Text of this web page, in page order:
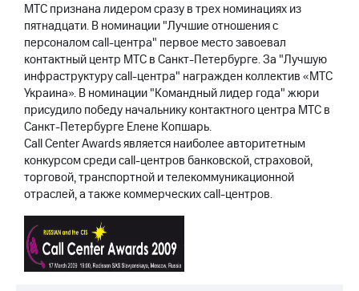
МТС признана лидером сразу в трех номинациях из
пятнадцати. В номинации "Лучшие отношения с
персоналом call-центра" первое место завоевал
контактный центр МТС в Санкт-Петербурге. За "Лучшую
инфраструктуру call-центра" награжден коллектив «МТС
Украина». В номинации "Командный лидер года" жюри
присудило победу начальнику контактного центра МТС в
Санкт-Петербурге Елене Копшарь.
Call Center Awards является наиболее авторитетным
конкурсом среди call-центров банковской, страховой,
торговой, транспортной и телекоммуникационной
отраслей, а также коммерческих call-центров.